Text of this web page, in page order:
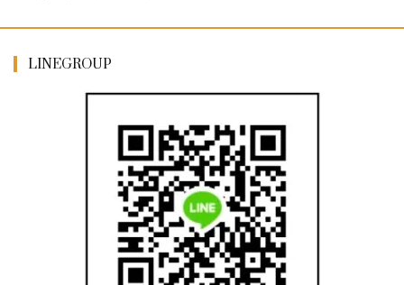
ちょっと面白い電動416修理...
LINEGROUP